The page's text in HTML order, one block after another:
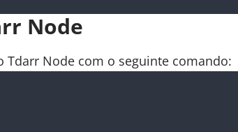
Node
Node com o seguinte comando: